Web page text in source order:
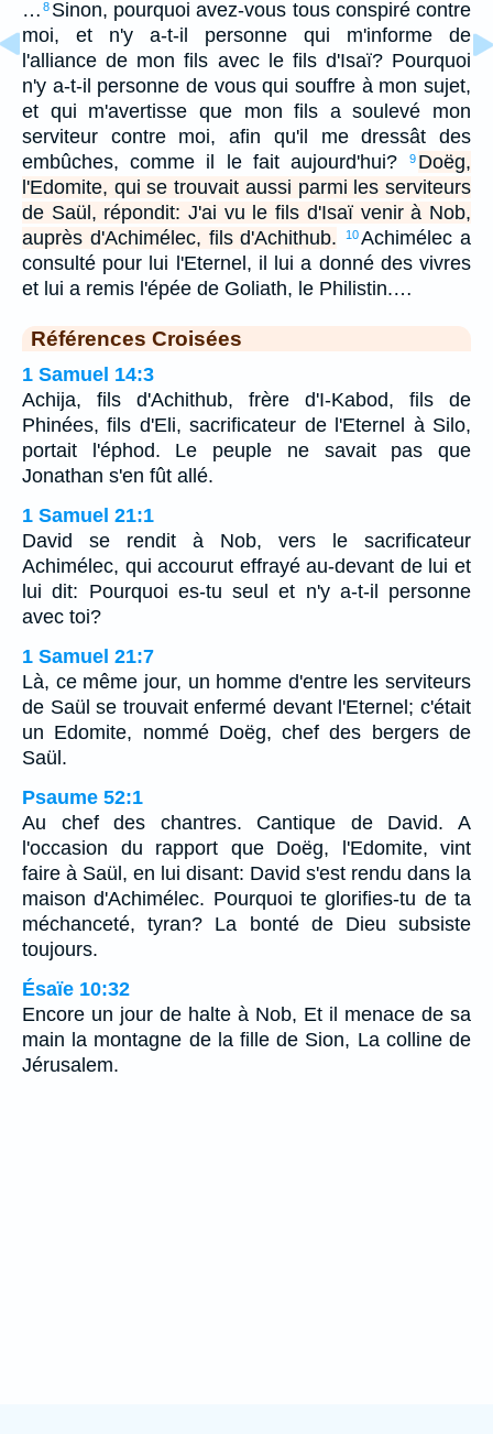
… 8 Sinon, pourquoi avez-vous tous conspiré contre
moi, et n'y a-t-il personne qui m'informe de
l'alliance de mon fils avec le fils d'Isaï? Pourquoi
n'y a-t-il personne de vous qui souffre à mon sujet,
et qui m'avertisse que mon fils a soulevé mon
serviteur contre moi, afin qu'il me dressât des
embûches, comme il le fait aujourd'hui?
9 Doëg,
l'Edomite, qui se trouvait aussi parmi les serviteurs
de Saül, répondit: J'ai vu le fils d'Isaï venir à Nob,
auprès d'Achimélec, fils d'Achithub.
10Achimélec a
consulté pour lui l'Eternel, il lui a donné des vivres
et lui a remis l'épée de Goliath, le Philistin.…
Références Croisées
1 Samuel 14:3
Achija, fils d'Achithub, frère d'I-Kabod, fils de
Phinées, fils d'Eli, sacrificateur de l'Eternel à Silo,
portait l'éphod. Le peuple ne savait pas que
Jonathan s'en fût allé.
1 Samuel 21:1
David se rendit à Nob, vers le sacrificateur
Achimélec, qui accourut effrayé au-devant de lui et
lui dit: Pourquoi es-tu seul et n'y a-t-il personne
avec toi?
1 Samuel 21:7
Là, ce même jour, un homme d'entre les serviteurs
de Saül se trouvait enfermé devant l'Eternel; c'était
un Edomite, nommé Doëg, chef des bergers de
Saül.
Psaume 52:1
Au chef des chantres. Cantique de David. A
l'occasion du rapport que Doëg, l'Edomite, vint
faire à Saül, en lui disant: David s'est rendu dans la
maison d'Achimélec. Pourquoi te glorifies-tu de ta
méchanceté, tyran? La bonté de Dieu subsiste
toujours.
Ésaïe 10:32
Encore un jour de halte à Nob, Et il menace de sa
main la montagne de la fille de Sion, La colline de
Jérusalem.